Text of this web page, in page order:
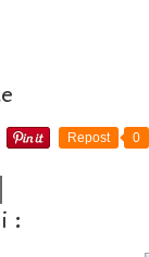
Repost 0
: